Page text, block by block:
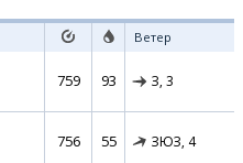
Ветер
759 93 З, 3
756 55 ЗЮЗ, 4